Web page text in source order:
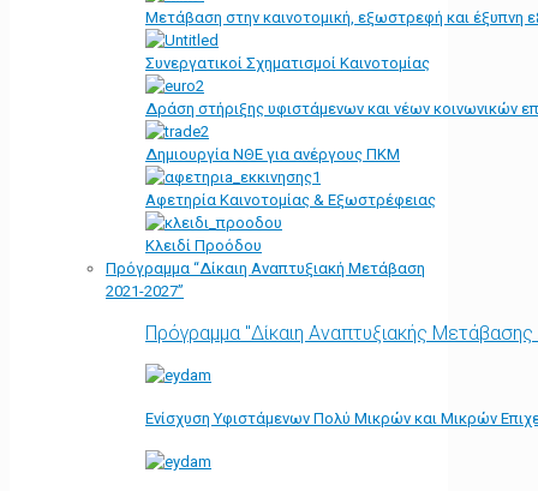
Μετάβαση στην καινοτομική, εξωστρεφή και έξυπνη
Συνεργατικοί Σχηματισμοί Καινοτομίας
Δράση στήριξης υφιστάμενων και νέων κοινωνικών
Δημιουργία ΝΘΕ για ανέργους ΠΚΜ
Αφετηρία Kαινοτομίας & Εξωστρέφειας
Κλειδί Προόδου
Πρόγραμμα “Δίκαιη Αναπτυξιακή Μετάβαση
2021-2027”
Πρόγραμμα "Δίκαιη Αναπτυξιακής
Ενίσχυση Υφιστάμενων Πολύ Μικρών και Μικρών